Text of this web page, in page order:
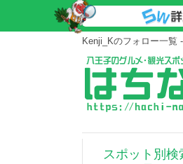
Kenji_Kのフォロー一覧
スポット別検